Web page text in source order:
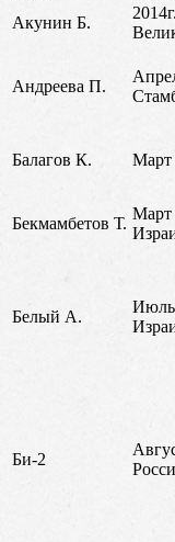
Акунин Б.
Андреева П.
Балагов К. Март
Бекмамбетов Т.
Март
Белый А.
Июль
Би-2